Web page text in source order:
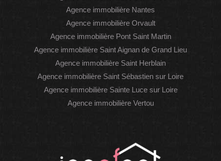
Agence immobilière Nantes
Agence immobilière Orvault
Agence immobilière Pont Saint Martin
Agence immobilière Saint Aignan de Grand Lieu
Agence immobilière Saint Herblain
Agence immobilière Saint Sébastien sur Loire
Agence immobilière Sainte Luce sur Loire
Agence immobilière Vertou